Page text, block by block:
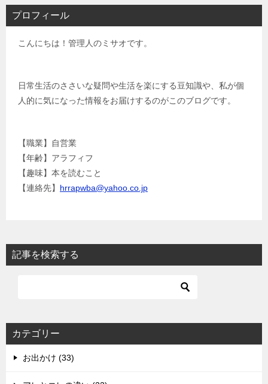
ビ
ゲ
プロフィール
こんにちは！管理人のミサオです。
日常生活のささいな疑問や生活を楽にする豆知識や、私が個
人的に気になった情報をお届けするのがこのブログです。
【職業】自営業
【年齢】アラフィフ
【趣味】本を読むこと
【連絡先】 hrrapwba@yahoo.co.jp
記事を検索する
カテゴリー
お出かけ (33)